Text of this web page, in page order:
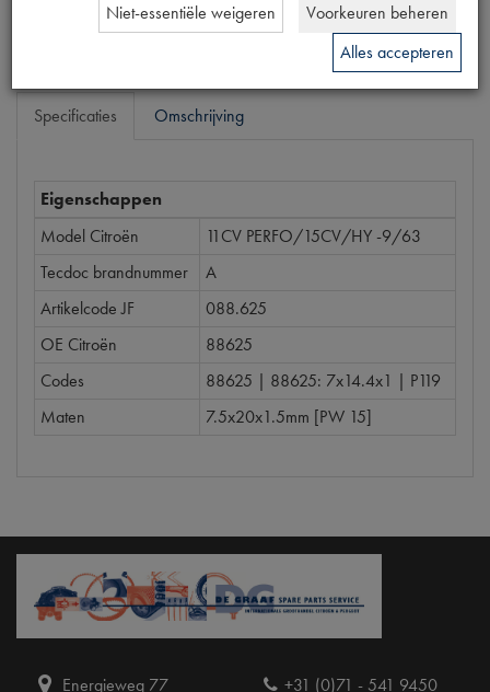
Specificaties Omschrijving
Eigenschappen
Model Citroën
11CV PERFO/15CV/HY -9/63
Tecdoc brandnummer
A
Artikelcode JF
088.625
OE Citroën
88625
Codes
88625 | 88625: 7x14.4x1 | P119
Maten
7.5x20x1.5mm [PW 15]
Energieweg 77 +31 (0)71 - 541 9450
Niet-essentiële weigeren
Voorkeuren beheren
Alles accepteren